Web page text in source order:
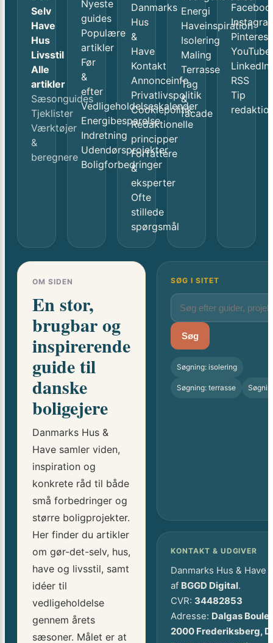
Selv
Have
Hus
Livsstil
Alle
artikler
Sæsonguides
Tjeklister
Værktøjer
&
beregnere
Nyeste
guides
Populære
artikler
Før
&
efter
Vedligeholdelseskalender
Energibesparelse
Indretning
Udendørsprojekter
Boligforbedringer
Danmarks
Hus
&
Have
Kontakt
Annonceinfo
Privatlivspolitik
Cookiepolitik
Redaktionelle
principper
Forfattere
&
eksperter
Ofte
stillede
spørgsmål
Energi
Haveinspiration
Isolering
Maling
Terrasse
Tag
&
facade
Pinterest
YouTube
LinkedIn
RSS
Tip
OM SIDEN
En stor,
brugbar og
inspirerende
guide til
danske
boligejere
Danmarks Hus &
Have samler viden,
inspiration og
konkrete råd til både
små forbedringer og
større boligprojekter.
Her finder du artikler
om gør-det-selv, hus,
have og livsstil, samt
idéer til
vedligeholdelse
gennem årets
sæsoner. Målet er at
SØG I SITET
Søg
Søgning: isolering
Søgning: terrasse
KONTAKT & UDGIVER
Danmarks Hus & Have
af BGGD Digital.
CVR: 34482853
Adresse: Dalgas
2000 Frederiksberg,